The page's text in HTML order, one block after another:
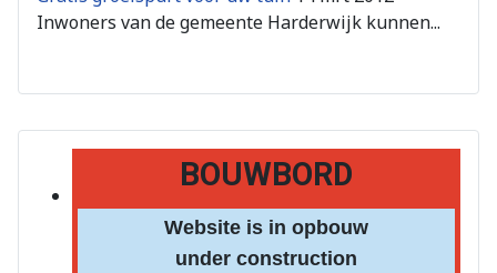
BOUWBORD
Website is in opbouw
under construction
Inwoners van de gemeente Harderwijk kunnen...